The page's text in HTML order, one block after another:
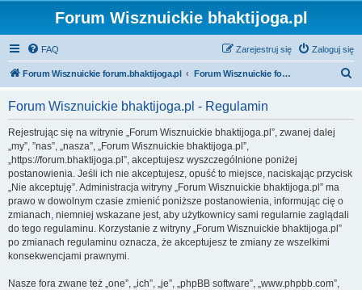
Forum Wisznuickie bhaktijoga.pl
FAQ Zaloguj się
Zarejestruj się
Forum Wisznuickie forum.bhaktijoga.pl Forum Wisznuickie forum.bhaktijoga.pl
Forum Wisznuickie bhaktijoga.pl - Regulamin
Rejestrując się na witrynie „Forum Wisznuickie bhaktijoga.pl”, zwanej dalej
„my”, ”nas”, „nasza”, „Forum Wisznuickie bhaktijoga.pl”,
„https://forum.bhaktijoga.pl”, akceptujesz wyszczególnione poniżej
postanowienia. Jeśli ich nie akceptujesz, opuść to miejsce, naciskając przycisk
„Nie akceptuję”. Administracja witryny „Forum Wisznuickie bhaktijoga.pl” ma
prawo w dowolnym czasie zmienić poniższe postanowienia, informując cię o
zmianach, niemniej wskazane jest, aby użytkownicy sami regularnie zaglądali
do tego regulaminu. Korzystanie z witryny „Forum Wisznuickie bhaktijoga.pl”
po zmianach regulaminu oznacza, że akceptujesz te zmiany ze wszelkimi
konsekwencjami prawnymi.
Nasze fora zwane też „one”, „ich”, „je”, „phpBB software”, „www.phpbb.com”,